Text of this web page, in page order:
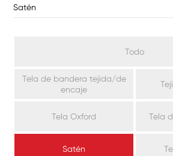
Satén
Todo
Tela de bandera tejida/de
encaje
Tela Oxford Tela
Satén